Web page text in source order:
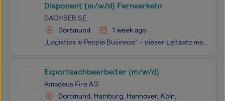
Disponent (m/w/d) Fernverkehr
DACHSER SE
Dortmund
1 week ago
„Logistics is People Business" - dieser Leitsatz macht deutlich, dass die Mitarbeitenden für DACHSER der Schlüsselfaktor für den Unternehmenserfolg sind. Gemeinsam verfolgen wir die Mission, die weltweit intelligenteste Kombination und Integration logistischer Netzkompetenzen zu schaffen und so die
Exportsachbearbeiter (m/w/d)
Amadeus Fire AG
Dortmund, Hamburg, Hannover, Köln,